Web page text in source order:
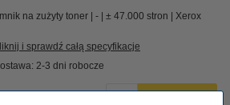
na zużyty toner - ± 47.000 stron Xerox
i sprawdź całą specyfikacje
2-3 dni robocze